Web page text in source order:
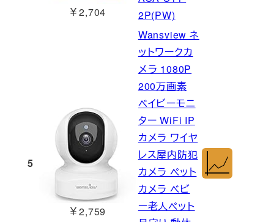
￥2,704
2P(PW)
5
￥2,759
Wansview ネ
ットワークカ
メラ 1080P
200万画素
ベイビーモニ
ター WiFi IP
カメラ ワイヤ
レス屋内防犯
カメラ ペット
カメラ ベビ
ー老人ペット